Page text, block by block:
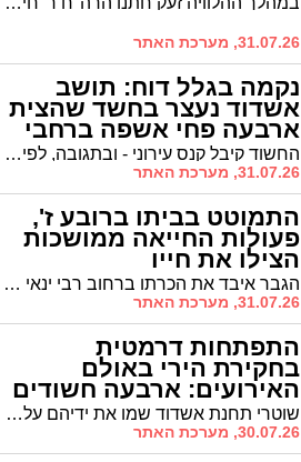
31.07.26, מערכת האתר
נקמה בגלל דוח: תושב
אשדוד נעצר בחשד שהצית
ארבעה פחי אשפה ברחבי
העיר החשוד קיבל קנס עירוני - ובתגובה, לפי החשד, יצא למסע הצתות שגרם נזק לרכוש וסיכן את העוברים ושבים. מפקד תחנת אשדוד: "מעשה חמור, נמשיך לפעול באפס סובלנות"
31.07.26, מערכת האתר
התמוטט בביתו ברובע ז',
פעולות החייאה ממושכות
הצילו את חייו
הגבר איבד את הכרתו ברחוב רבי ינאי והיה ללא דופק ונשימה. צוותי מד"א ו'הצלה דרום' נלחמו על חייו, העניקו שוקים חשמליים ותרופות – והצליחו להחזיר את הדופק. הוא פונה במצב יציב לבית החולים אסותא
31.07.26, מערכת האתר
התפתחות דרמטית
בחקירת הירי באולם
האירועים: ארבעה חשודים
נעצרו שוטרי תחנת אשדוד שמו את ידיהם על שני בגירים ושני קטינים, החשודים במעורבות בירי צרור הכדורים לעבר אולם האירועים בבני דרום. מחר יובאו החשודים להארכת מעצר בבית המשפט
30.07.26, מערכת האתר